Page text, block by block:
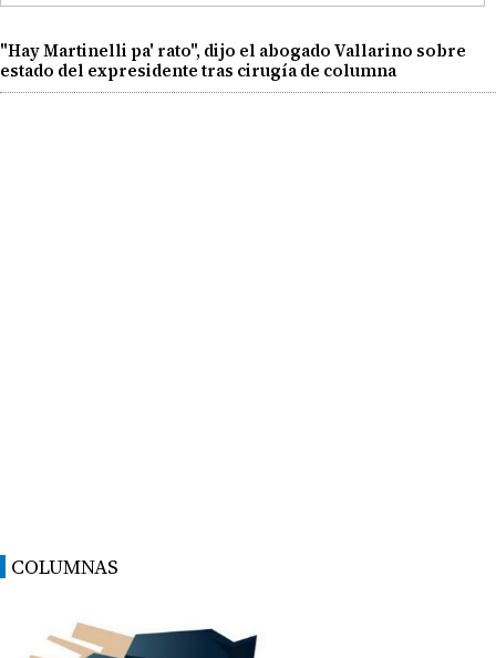
"Hay Martinelli pa' rato", dijo el abogado Vallarino sobre
estado del expresidente tras cirugía de columna
COLUMNAS